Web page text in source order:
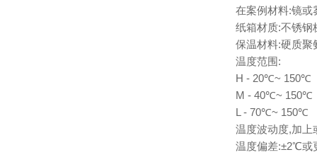
在案例材料:镜或
纸箱材质:不锈钢
保温材料:硬质聚
温度范围:
H - 20℃~ 150℃
M - 40℃~ 150℃
L - 70℃~ 150℃
温度波动度,加
温度偏差:±2℃或